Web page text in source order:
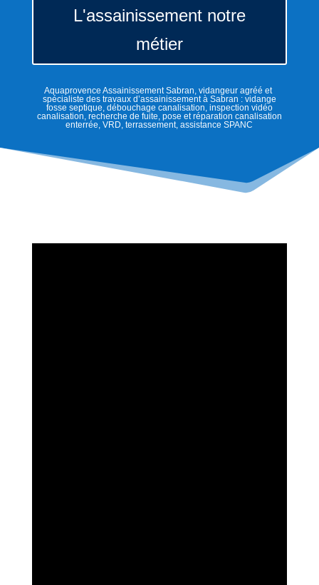
L'assainissement notre
métier
Aquaprovence Assainissement Sabran, vidangeur agréé et
spécialiste des travaux d’assainissement à Sabran : vidange
fosse septique, débouchage canalisation, inspection vidéo
canalisation, recherche de fuite, pose et réparation canalisation
enterrée, VRD, terrassement, assistance SPANC